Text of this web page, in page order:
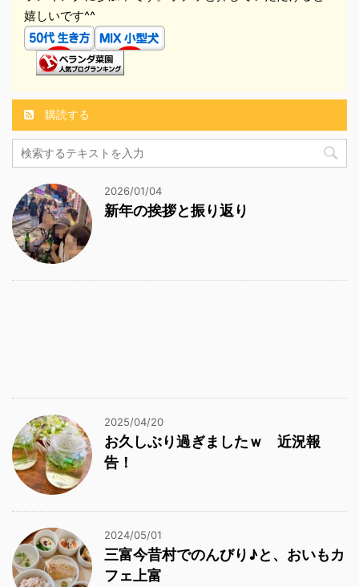
嬉しいです^^
購読する
2026/01/04
新年の挨拶と振り返り
2025/04/20
お久しぶり過ぎましたｗ 近況報
告！
2024/05/01
三富今昔村でのんびり♪と、おいもカ
フェ上富